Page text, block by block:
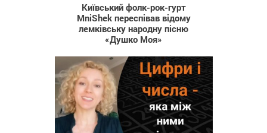
Київський фолк-рок-гурт
MniShek переспівав відому
лемківську народну пісню
«Душко Моя»